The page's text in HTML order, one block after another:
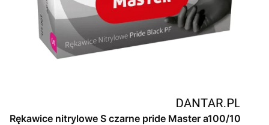
Rękawice nitrylowe S czarne pride Master a100/10